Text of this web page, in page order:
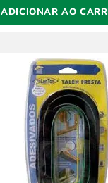
ADICIONAR AO